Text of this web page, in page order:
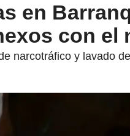
en
con el
narcotráfico y lavado